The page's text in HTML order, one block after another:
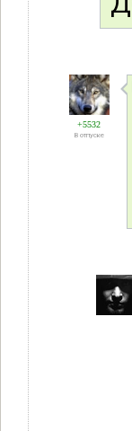
+5532
В отпуске